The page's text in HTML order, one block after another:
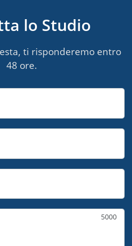
lo Studio
ti risponderemo entro
48 ore.
5000